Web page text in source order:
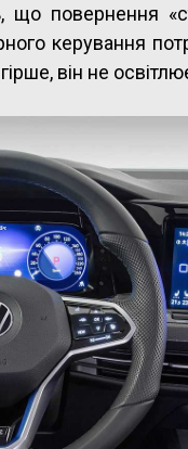
повернення
керування
він не